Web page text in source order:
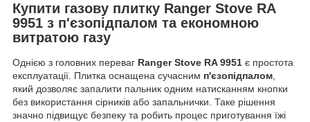
Купити газову плитку Ranger Stove RA
9951 з п'єзопідпалом та економною
витратою газу
Однією з головних переваг Ranger Stove RA 9951 є простота
експлуатації. Плитка оснащена сучасним п'єзопідпалом
який дозволяє запалити пальник одним натисканням кнопки
без використання сірників або запальнички. Таке рішення
значно підвищує безпеку та робить процес приготування їжі